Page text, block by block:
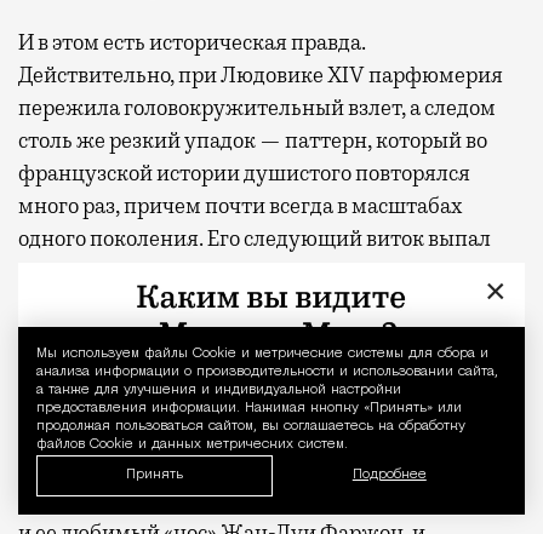
Уведомление
Мы используем файлы Сookie и метрические системы для сбора и
анализа информации о производительности и использовании сайта,
а также для улучшения и индивидуальной настройки
предоставления информации. Нажимая кнопку «Принять» или
продолжая пользоваться сайтом, вы соглашаетесь на обработку
файлов Cookie и данных метрических систем.
Принять Подробнее
И в этом есть историческая правда.
Действительно, при Людовике XIV парфюмерия
пережила головокружительный взлет, а следом
столь же резкий упадок — паттерн, который во
французской истории душистого повторялся
много раз, причем почти всегда в масштабах
одного поколения. Его следующий виток выпал
жизни получившей прозвище «мадам Дефицит»
парфюмерные. В одном лишь 1785 году она
потратила на наряды и духи 258 тыс. ливров
(около 30 млн евро в пересчете на современные
деньги) и все равно умудрилась задолжать своим
парфюмерам: на неоплаченные счета жаловались
×